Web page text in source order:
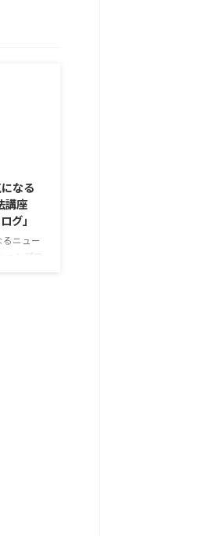
なる
講座
グ」
ニュー
ンプロ